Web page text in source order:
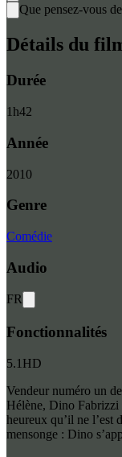
Que pensez-vous
Détails du
Durée
1h42
Année
2010
Genre
Comédie
Audio
FR
Fonctionnalités
5.1 HD
Vendeur numéro un
Hélène, Dino Fabrizzi
heureux qu’il ne l’est
mensonge : Dino